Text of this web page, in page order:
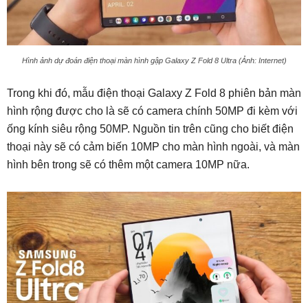
Hình ảnh dự đoán điện thoại màn hình gập Galaxy Z Fold 8 Ultra (Ảnh: Internet)
Trong khi đó, mẫu điện thoại Galaxy Z Fold 8 phiên bản màn
hình rộng được cho là sẽ có camera chính 50MP đi kèm với
ống kính siêu rộng 50MP. Nguồn tin trên cũng cho biết điện
thoại này sẽ có cảm biến 10MP cho màn hình ngoài, và màn
hình bên trong sẽ có thêm một camera 10MP nữa.